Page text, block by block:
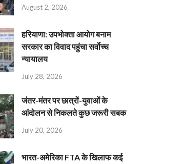
August 2, 2026
हरियाणा: उपभोक्ता आयोग बनाम
सरकार का विवाद पहुंचा सर्वोच्च
न्यायालय
July 28, 2026
जंतर-मंतर पर छात्रों-युवाओं के
आंदोलन से निकलते कुछ जरूरी सबक
July 20, 2026
भारत-अमेरिका FTA के खिलाफ कई